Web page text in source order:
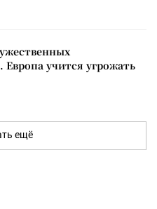
Европа учится угрожать
ещё